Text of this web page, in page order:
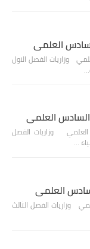
العلمي
وزاريات الفصل الاول
السادس العلمي
العلمي وزاريات الفصل
…
العلمي
وزاريات الفصل الثالث